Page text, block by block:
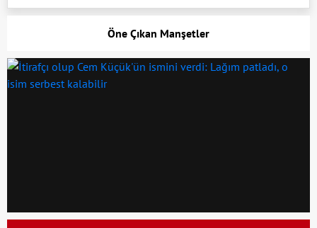
Öne Çıkan Manşetler